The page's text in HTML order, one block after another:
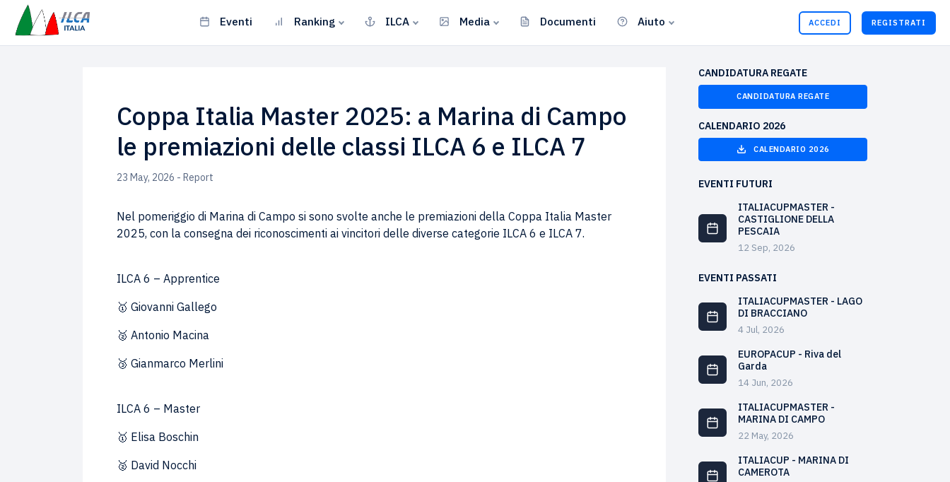
Eventi Ranking ILCA Media Documenti Aiuto ACCEDI REGISTRATI
Coppa Italia Master 2025: a Marina di Campo
le premiazioni delle classi ILCA 6 e ILCA 7
23 May, 2026 - Report
Nel pomeriggio di Marina di Campo si sono svolte anche le premiazioni della Coppa Italia Master
2025, con la consegna dei riconoscimenti ai vincitori delle diverse categorie ILCA 6 e ILCA 7.
ILCA 6 – Apprentice
🥇 Giovanni Gallego
🥈 Antonio Macina
🥉 Gianmarco Merlini
ILCA 6 – Master
🥇 Elisa Boschin
🥈 David Nocchi
CANDIDATURA REGATE
CANDIDATURA REGATE
CALENDARIO 2026
CALENDARIO 2026
EVENTI FUTURI
ITALIACUPMASTER -
CASTIGLIONE DELLA
PESCAIA
12 Sep, 2026
EVENTI PASSATI
ITALIACUPMASTER - LAGO
DI BRACCIANO
4 Jul, 2026
EUROPACUP - Riva del
Garda
14 Jun, 2026
ITALIACUPMASTER -
MARINA DI CAMPO
22 May, 2026
ITALIACUP - MARINA DI
CAMEROTA